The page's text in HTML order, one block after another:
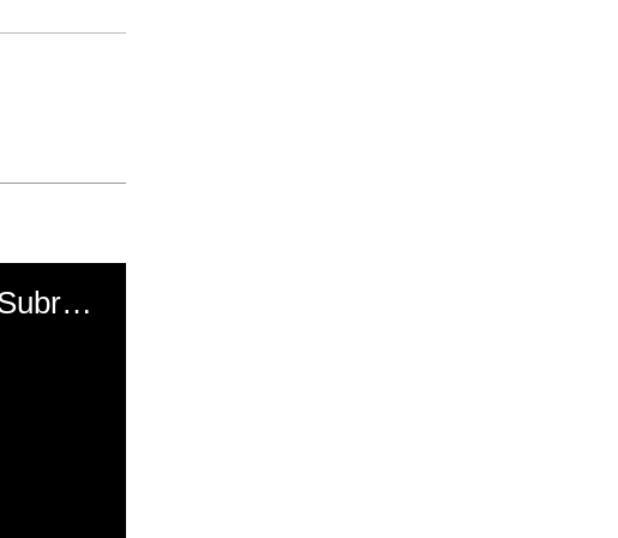
El mal momento de Yanina Gasañol con un hincha argentino en "Subrayado"